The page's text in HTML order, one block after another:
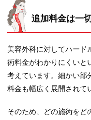
追加料金は一
美容外科に対してハード
術料金がわかりにくいと
考えています。細かい部
料金も幅広く展開されて
そのため、どの施術をど